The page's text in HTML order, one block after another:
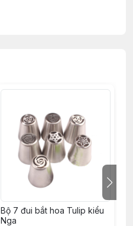
Bộ 7 đui bắt hoa Tulip kiểu
Nga